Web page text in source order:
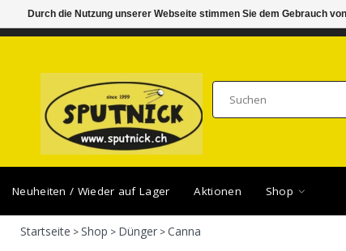
DI-FR 11.00 - 18.30, SA 10.00 - 16.00
Neuheiten / Wieder auf Lager Aktionen Shop
Startseite >Shop > Dünger>Canna
Durch die Nutzung unserer Webseite stimmen Sie dem Gebrauch